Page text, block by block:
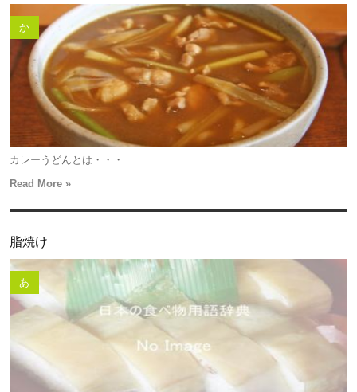
か
カレーうどんとは・・・ ...
Read More »
脂焼け
あ